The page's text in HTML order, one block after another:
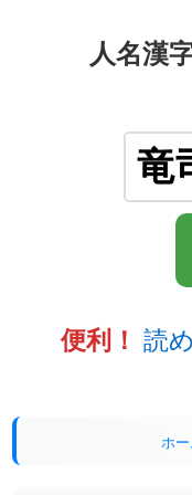
人名漢
便利！ 読
ホ